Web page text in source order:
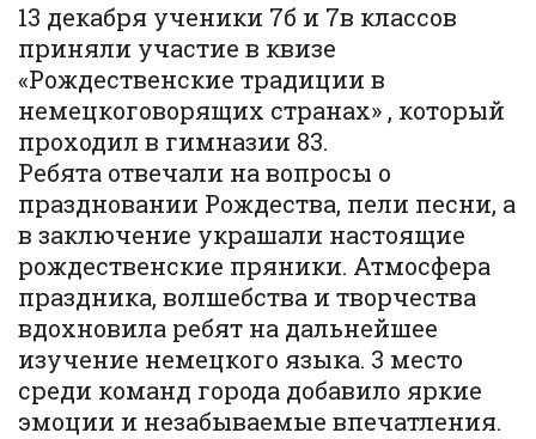
13 декабря ученики 7б и 7в классов
приняли участие в квизе
«Рождественские традиции в
немецкоговорящих странах» , который
проходил в гимназии 83.
Ребята отвечали на вопросы о
праздновании Рождества, пели песни, а
в заключение украшали настоящие
рождественские пряники. Атмосфера
праздника, волшебства и творчества
вдохновила ребят на дальнейшее
изучение немецкого языка. 3 место
среди команд города добавило яркие
эмоции и незабываемые впечатления.